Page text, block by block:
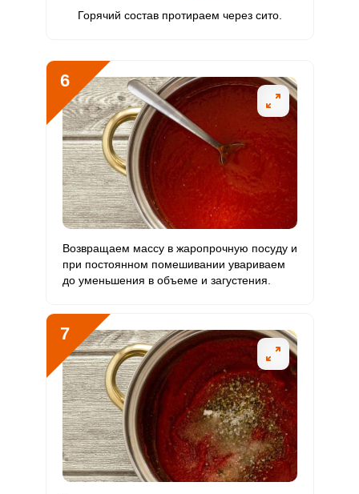
Бор 2137.5 мкг 1200 мкг 11.7 44.5
Молибден 99 мкг 70 мкг 9.3 35.4
Горячий состав протираем через сито.
6
Возвращаем массу в жаропрочную посуду и
при постоянном помешивании увариваем
до уменьшения в объеме и загустения.
7